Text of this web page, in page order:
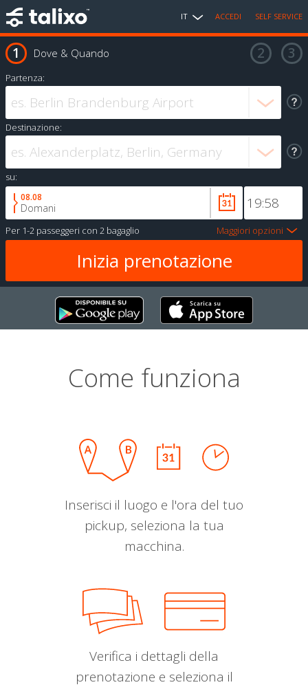
IT ACCEDI SELF SERVICE
Dove & Quando
Partenza:
Destinazione:
su:
08.08
Domani
Per 1-2 passeggeri con 2 bagaglio Maggiori opzioni
Come funziona
Inserisci il luogo e l'ora del tuo
pickup, seleziona la tua
macchina.
Verifica i dettagli della
prenotazione e seleziona il